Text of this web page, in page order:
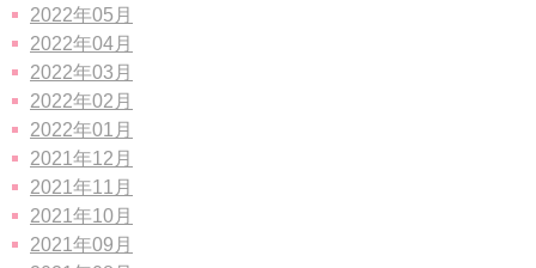
2022年05月
2022年04月
2022年03月
2022年02月
2022年01月
2021年12月
2021年11月
2021年10月
2021年09月